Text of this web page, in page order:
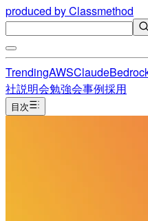
produced by Classmethod
TrendingAWSClaude
社説明会勉強会事例採用
目次